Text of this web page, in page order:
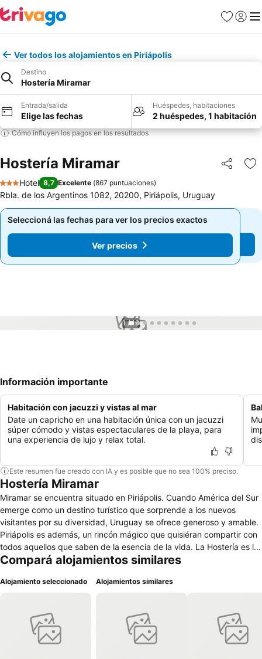
Favoritos
Iniciar
Ver todos los alojamientos en Piriápolis
Destino
Hostería Miramar
Entrada/salida
Elige las fechas
Huéspedes, habitaciones
2 huéspedes, 1 habitación
Cómo influyen los pagos en los resultados
Hostería Miramar Compartir
3 Estrellas
Hotel 8,7 Excelente (867 puntuaciones)
Rbla. de los Argentinos 1082, 20200, Piriápolis, Uruguay
Seleccioná las fechas para ver los precios exactos
Ver precios
Seleccioná las fechas para ver los precios exactos
Ver precios
1 / 10
Información importante
Habitación con jacuzzi y vistas al mar
Date un capricho en una habitación única con un jacuzzi
súper cómodo y vistas espectaculares de la playa, para
una experiencia de lujo y relax total.
Este resumen fue creado con IA y es posible que no sea 100% preciso.
Hostería Miramar
Miramar se encuentra situado en Piriápolis. Cuando América del Sur
emerge como un destino turístico que sorprende a los nuevos
visitantes por su diversidad, Uruguay se ofrece generoso y amable.
Piriápolis es además, un rincón mágico que quisiéran compartir con
todos aquellos que saben de la esencia de la vida. La Hostería es la
proyección material de este deseo. Al entorno fecundo de una
protegiéndolos, le agregan la calidez de sólo la atención
Compará alojamientos similares
Alojamiento seleccionado Alojamientos similares